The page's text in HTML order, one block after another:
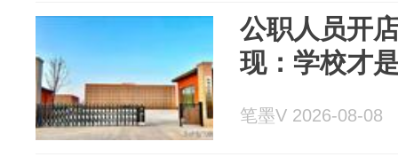
公职人员开
现：学校才
笔墨V 2026-08-08